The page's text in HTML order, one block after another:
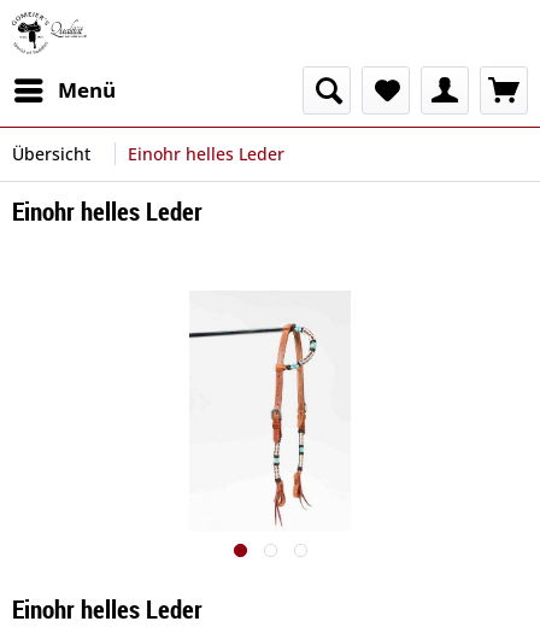
Menü
Übersicht Einohr helles Leder
Einohr helles Leder
Einohr helles Leder